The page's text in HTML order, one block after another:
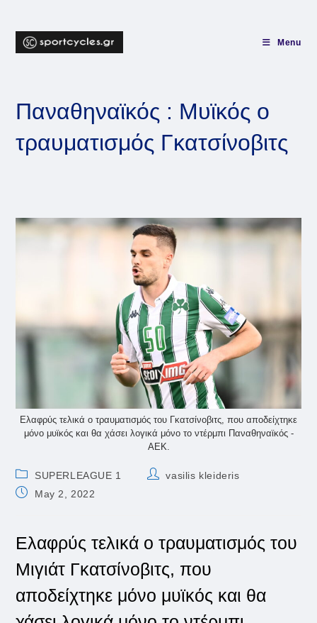
content
Menu
Παναθηναϊκός : Μυϊκός ο
τραυματισμός Γκατσίνοβιτς
Ελαφρύς τελικά ο τραυματισμός του Γκατσίνοβιτς, που αποδείχτηκε
μόνο μυϊκός και θα χάσει λογικά μόνο το ντέρμπι Παναθηναϊκός -
ΑΕΚ.
Post
category:
SUPERLEAGUE 1
Postvasilis kleideris
PostMay 2, 2022
Ελαφρύς τελικά ο τραυματισμός του
Μιγιάτ Γκατσίνοβιτς, που
αποδείχτηκε μόνο μυϊκός και θα